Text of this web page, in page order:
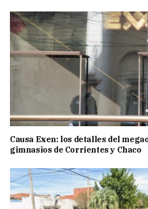
Causa Exen: los detalles del
gimnasios de Corrientes y Chaco